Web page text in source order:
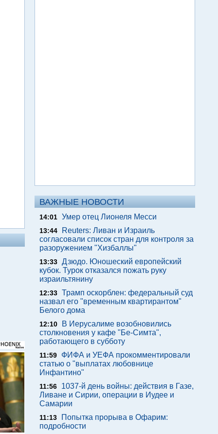
ВАЖНЫЕ НОВОСТИ
14:01 Умер отец Лионеля Месси
13:44
Reuters: Ливан и Израиль
согласовали список стран для контроля за
разоружением "Хизбаллы"
13:33 Дзюдо. Юношеский европейский
кубок. Турок отказался пожать руку
израильтянину
12:33 Трамп оскорблен: федеральный суд
назвал его "временным квартирантом"
Белого дома
12:10
В Иерусалиме возобновились
столкновения у кафе "Бе-Симта",
работающего в субботу
11:59
ФИФА и УЕФА прокомментировали
статью о "выплатах любовнице
Инфантино"
11:56
1037-й день войны: действия в Газе,
Ливане и Сирии, операции в Иудее и
Самарии
11:13
Попытка прорыва в Офарим:
подробности